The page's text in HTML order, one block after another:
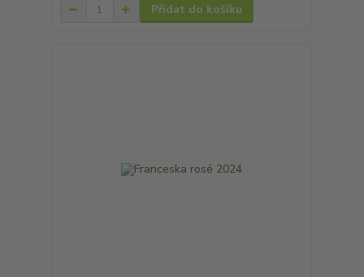
Přidat do košíku